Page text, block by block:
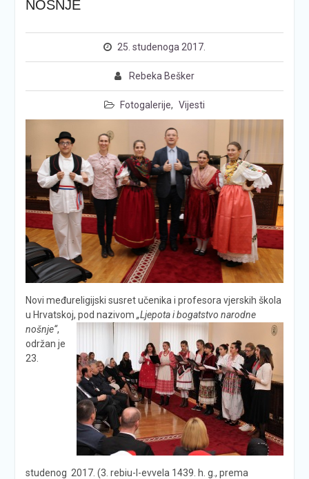
NOŠNJE
25. studenoga 2017.
Rebeka Bešker
Fotogalerije, Vijesti
Novi međureligijski susret učenika i profesora vjerskih škola
u Hrvatskoj, pod nazivom „Ljepota i bogatstvo narodne
nošnje“,
održan je
23.
studenog 2017. (3. rebiu-l-evvela 1439. h. g., prema